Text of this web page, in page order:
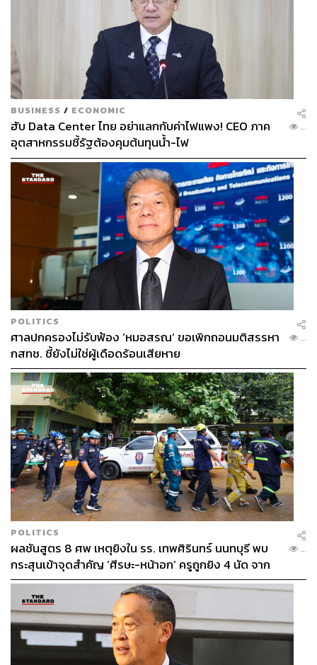
นอกจากนี้ ราคาสินค้าโดยเฉพาะอาหารสำเร็จรูป และ
บริการขนส่งได้รับผลกระทบต่อเนื่อง จากต้นทุนพลังงานและ
วัตถุดิบที่สูงขึ้น (second-round effect)
อย่างไรก็ดี แม้ราคาพลังงานในประเทศจะสูงกว่าในปี 2565
ที่ได้รับผลกระทบจากสงครามรัสเซีย-ยูเครน แต่อัตราเงินเฟ้อ
ในปี 2569 คาดว่าจะไม่เร่งตัวไปสูงถึงระดับสูงสุด 7.9% YoY
ในช่วงเดือนส.ค. 2565 เนื่องจากบริบททางเศรษฐกิจแตกต่าง
กัน โดยในปี 2565 เศรษฐกิจไทยเริ่มฟื้นตัวจากโควิด-19
ทำให้เงินเฟ้อพื้นฐานเร่งตัว ขณะที่ปี 2569 เศรษฐกิจไทยอยู่
ในภาวะชะลอตัว จึงคาดว่าแรงส่งจากผลกระทบทางอ้อมอาจ
สามารถติดตาม THE STANDARD WEALTH
ผ่านแอปพลิเคชันต่างๆ ที่คุณสะดวกหรือใช้งานอยู่แล้วได้เลย
TAGS: สำนักงานนโยบายและยุทธศาสตร์การค้า (สนค.)
เงินเฟ้อ
ราคาน้ำมัน แก๊สโซฮอล์
เงินเฟ้อไทย
ราคาพลังงาน
เศรษฐกิจไทย
KResearch
กระทรวงพาณิชย์
นันทพงษ์ จิระเลิศพงษ์
ค่าครองชีพ
Middle East
ABOUT THE AUTHOR
BUSINESS / ECONOMIC
ฮับ Data Center ไทย อย่าแลกกับค่าไฟแพง! CEO ภาค
อุตสาหกรรมชี้รัฐต้องคุมต้นทุนน้ำ-ไฟ
...
POLITICS
ศาลปกครองไม่รับฟ้อง ‘หมอสรณ’ ขอเพิกถอนมติสรรหา
กสทช. ชี้ยังไม่ใช่ผู้เดือดร้อนเสียหาย
...
POLITICS
ผลชันสูตร 8 ศพ เหตุยิงใน รร. เทพศิรินทร์ นนทบุรี พบ
กระสุนเข้าจุดสำคัญ ‘ศีรษะ-หน้าอก’ ครูถูกยิง 4 นัด จาก
ระยะไกล
...